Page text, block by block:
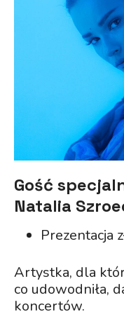
Gość
Natalia
Prezentacja
Artystka, dla
co udowodniła,
koncertów.